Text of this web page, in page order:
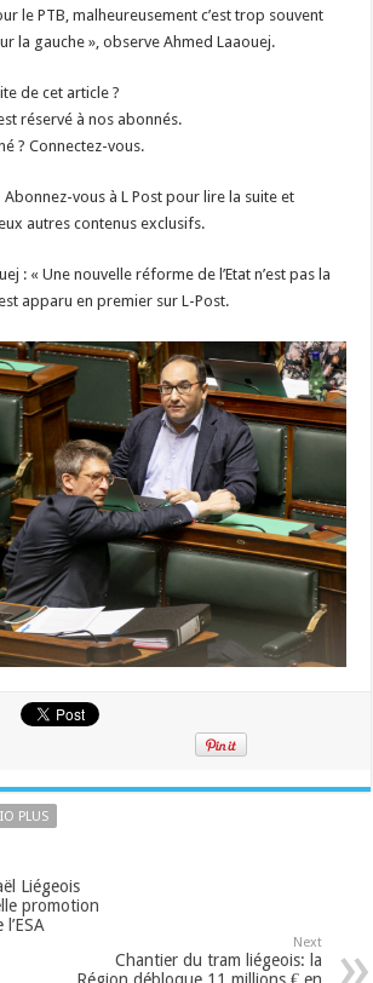
le PTB, malheureusement c’est trop souvent
la gauche », observe Ahmed Laaouej.
de cet article ?
réservé à nos abonnés.
? Connectez-vous.
Abonnez-vous à L Post pour lire la suite et
autres contenus exclusifs.
: « Une nouvelle réforme de l’Etat n’est pas la
apparu en premier sur L-Post.
PLUS
Liégeois
promotion
Next
Chantier du tram liégeois: la